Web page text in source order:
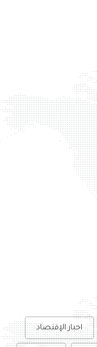
اخبار الإقتصاد